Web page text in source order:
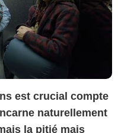
est crucial compte
naturellement
la pitié mais